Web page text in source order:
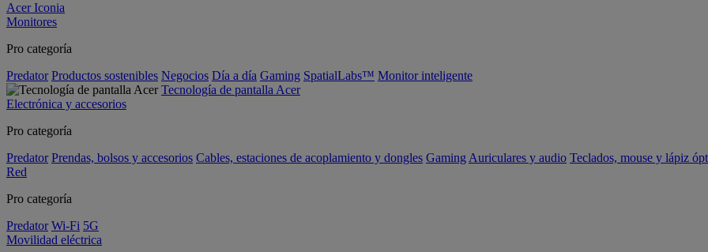
Acer Iconia
Monitores
Pro categoría
Predator Productos sostenibles Negocios Día a día Gaming SpatialLabs™ Monitor inteligente
Tecnología de pantalla Acer
Electrónica y accesorios
Pro categoría
Predator Prendas, bolsos y accesorios Cables, estaciones de acoplamiento y dongles Gaming Auriculares y audio Teclados, mouse y lápiz
Red
Pro categoría
Predator Wi-Fi 5G
Movilidad eléctrica